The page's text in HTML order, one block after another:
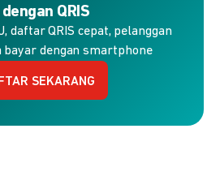
QRIS
daftar QRIS cepat, pelanggan
bayar dengan smartphone
SEKARANG